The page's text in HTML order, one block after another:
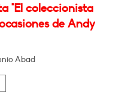
"El coleccionista
de Andy
Abad